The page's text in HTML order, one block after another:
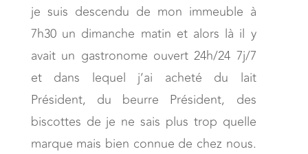
je suis descendu de mon immeuble à
7h30 un dimanche matin et alors là il y
avait un gastronome ouvert 24h/24 7j/7
et dans lequel j’ai acheté du lait
Président, du beurre Président, des
biscottes de je ne sais plus trop quelle
marque mais bien connue de chez nous.